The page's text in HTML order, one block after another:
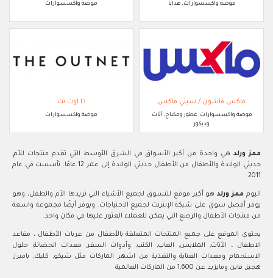
موضة واكسسوارات, هدايا موضة واكسسوارات
ماكس فاشون / سيتي ماكس
موضة واكسسوارات, عطور ومكياج, أثاث
وديكور
ذا اوت نت
موضة واكسسوارات
ممز ورلدهي واحدة من أكبر الأسواق في الشرق الأوسط التي تقدم منتجات للأم,
حديثي الولادة والأطفال من الأطفال حديثي الولادة إلى عمر 12 عامًا. تأسست في عام
2011.
اليوم ممز ورلدهو أكبر موقع للتسوق لجميع الأشياء التي تريدها الأم والطفل، وهو
يوفر أفضل سوق على شبكة الإنترنت لجميع الاحتياجات. ويوفر أيضًا مجموعة واسعة
من منتجات الأطفال والرضع التي يمكن للعملاء العثور عليها في مكان واحد.
يحتوي الموقع على جميع المنتجات المتعلقة بالأطفال من عربات الأطفال ، مقاعد
الاطفال ، الأثاث, الملابس, العاب, الكتب, وأدوات السفر, معدات الحضانة, حلول
الاستحمام ومعدات العناية والتغذية من اشهر الماركات مثل شيكو, كليك, بامبرز,
هجيز, فاين ومايزيد عن 1,600 من الماركات العالمية